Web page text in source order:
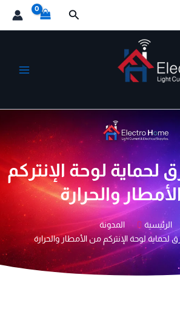
البحث
لوحة الإنتركم
والحرارة
الرئيسية
المدونة
لوحة الإنتركم من الأمطار والحرارة